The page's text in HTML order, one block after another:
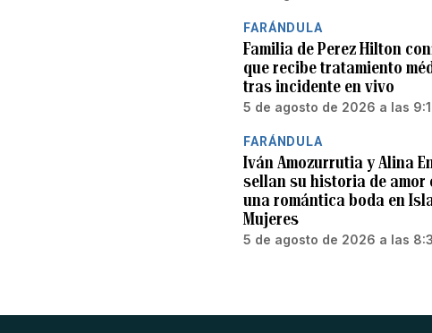
FARÁNDULA
Familia de Perez Hilton
que recibe tratamiento
tras incidente en vivo
5 de agosto de 2026 a las
FARÁNDULA
Iván Amozurrutia y Alina
sellan su historia de amor
una romántica boda en
Mujeres
5 de agosto de 2026 a las